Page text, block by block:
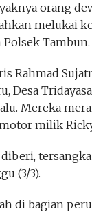
orang
melukai
Tambun.
Rahmad
Desa
Mereka
milik
(3/3).
di bagian